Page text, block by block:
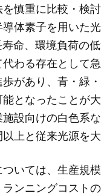
慎重に比較・検
体素子を用いた
命、環境負荷の
わる存在として
があり、青・緑
となったことが
設向けの白色系
上と従来光源を大
いては、生産規
ンニングコスト